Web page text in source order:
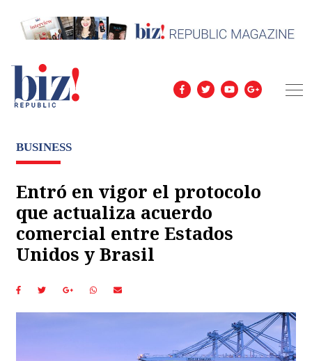
BUSINESS
Entró en vigor el protocolo
que actualiza acuerdo
comercial entre Estados
Unidos y Brasil